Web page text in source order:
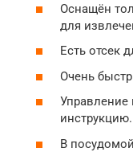
Оснащён
для
Есть отсек
Очень
Управление
инструкцию.
В